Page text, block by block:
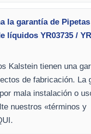
la garantía de
líquidos YR03735 /
Kalstein tienen una
de fabricación. La
mala instalación o
nuestros «términos y